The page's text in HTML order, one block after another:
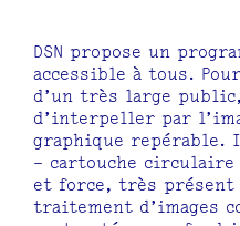
DSN propose un
accessible à tous.
d’un très large
d’interpeller par
graphique repérable.
– cartouche circulaire
et force, très présent
traitement d’images